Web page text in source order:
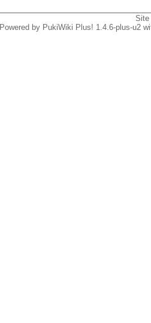
Powered by PukiWiki Plus! 1.4.6-plus-u2